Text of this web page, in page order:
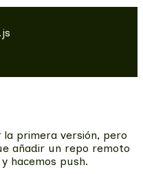
primera versión, pero
añadir un repo remoto
hacemos push.